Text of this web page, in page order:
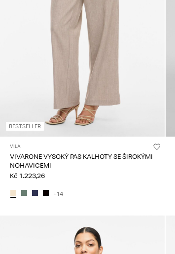
BESTSELLER
VILA
VIVARONE VYSOKÝ PAS KALHOTY SE ŠIROKÝMI
NOHAVICEMI
Kč 1.223,26
+14